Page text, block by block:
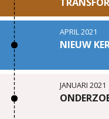
APRIL 2021
NIEUW
JANUARI 2021